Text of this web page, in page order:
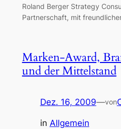
Roland Berger Strategy
Partnerschaft, mit
Marken-Award,
und der Mittelstand
Dez. 16, 2009—von
in Allgemein